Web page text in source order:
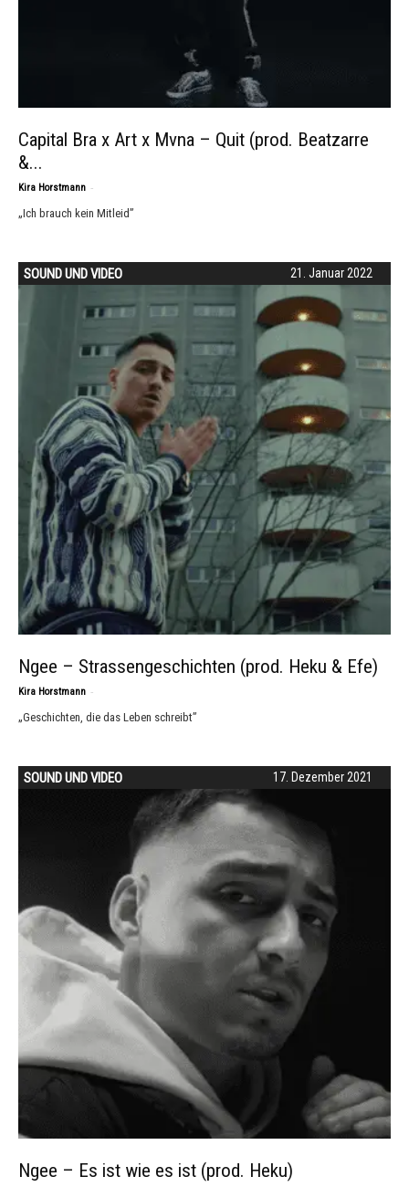
Capital Bra x Art x Mvna – Quit (prod. Beatzarre
&...
Kira Horstmann -
„Ich brauch kein Mitleid”
21. Januar 2022
SOUND UND VIDEO
Ngee – Strassengeschichten (prod. Heku & Efe)
Kira Horstmann -
„Geschichten, die das Leben schreibt”
17. Dezember 2021
SOUND UND VIDEO
Ngee – Es ist wie es ist (prod. Heku)